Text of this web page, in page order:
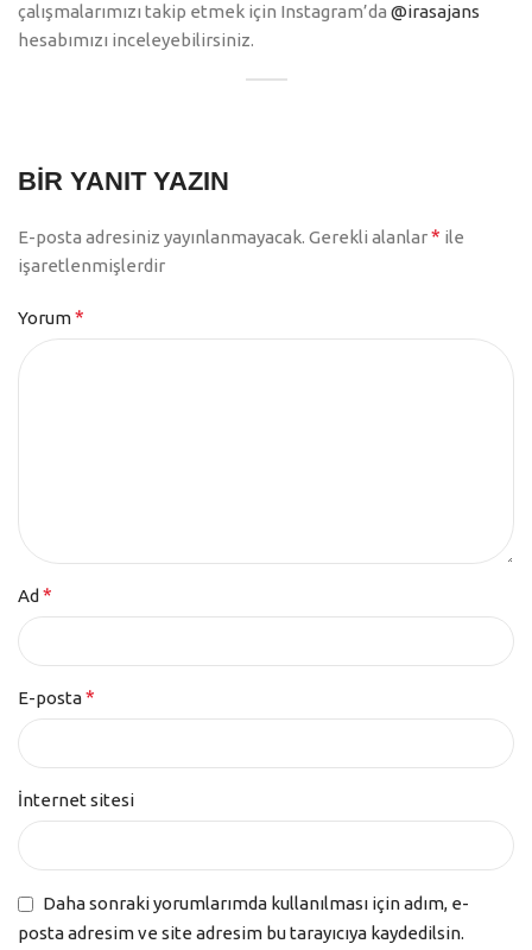
çalışmalarımızı takip etmek için Instagram’da @irasajans
hesabımızı inceleyebilirsiniz.
BIR YANIT YAZIN
E-posta adresiniz yayınlanmayacak. Gerekli alanlar* ile
işaretlenmişlerdir
Yorum*
Ad *
E-posta*
İnternet sitesi
Daha sonraki yorumlarımda kullanılması için adım, e-
posta adresim ve site adresim bu tarayıcıya kaydedilsin.